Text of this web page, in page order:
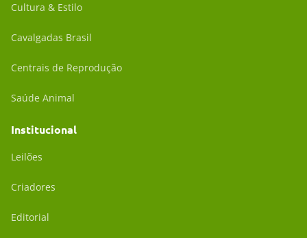
Cultura & Estilo
Cavalgadas Brasil
Centrais de Reprodução
Saúde Animal
Institucional
Leilões
Criadores
Editorial